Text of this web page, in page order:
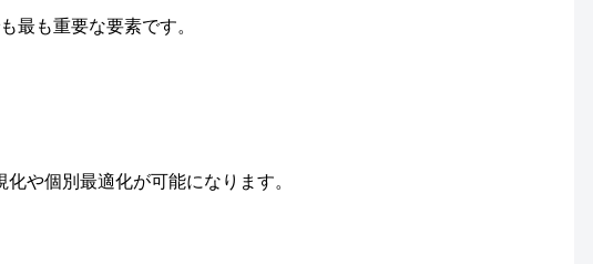
最も重要な要素です。
や個別最適化が可能になります。